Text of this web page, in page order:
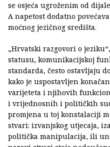
se osjeća ugroženim od
A napetost dodatno
moćnog jezičnog središta.
„Hrvatski razgovori o
statusu, komunikacijskoj
standarda, često ostavljaju
kako je uspostavljen
varijeteta i njihovih
i vrijednosnih i političkih
promjena u toj konstalaciji
stvari: izvanjskog utjecaja,
politička manipulacija, ili